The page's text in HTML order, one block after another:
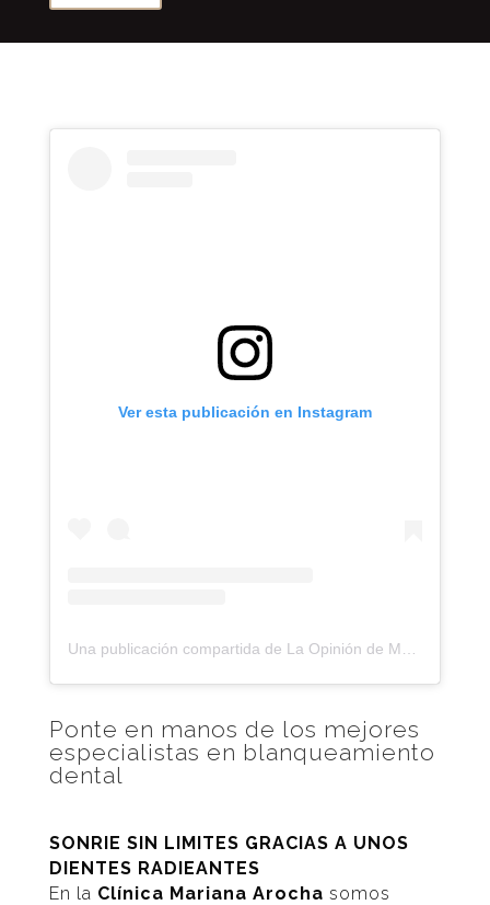
Ver esta publicación en Instagram
Ponte en manos de los mejores
especialistas en blanqueamiento
dental
SONRIE SIN LIMITES GRACIAS A UNOS
DIENTES RADIEANTES
En la Clínica Mariana Arocha somos